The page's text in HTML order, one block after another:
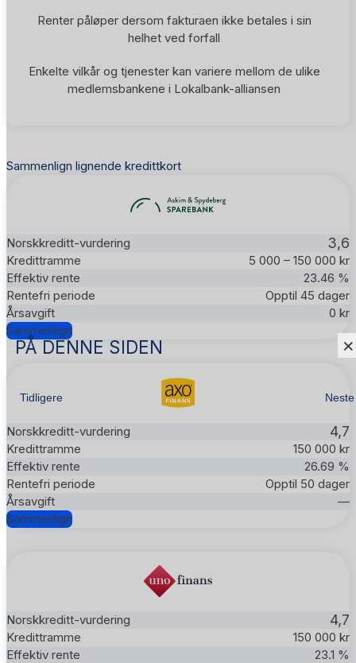
×
PÅ DENNE SIDEN
Tidligere Neste
Renter påløper dersom fakturaen ikke betales i sin
helhet ved forfall
Enkelte vilkår og tjenester kan variere mellom de ulike
medlemsbankene i Lokalbank-alliansen
Sammenlign lignende kredittkort
3,6
5 000 – 150 000 kr
23.46 %
Opptil 45 dager
0 kr
Sammenlign
4,7
150 000 kr
26.69 %
Opptil 50 dager
—
Sammenlign
4,7
150 000 kr
23.1 %